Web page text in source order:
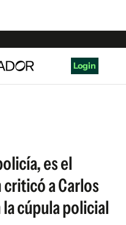
Login
es el
a Carlos
cúpula policial